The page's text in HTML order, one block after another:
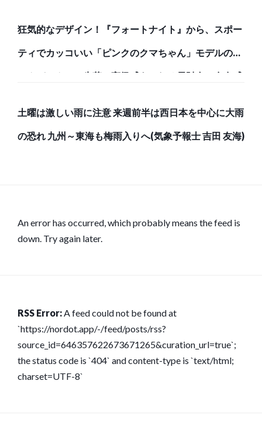
狂気的なデザイン！『フォートナイト』から、スポー
ティでカッコいい「ピンクのクマちゃん」モデルのバ
ックパックと、牛革で高級感あふれる長財布で存在感
土曜は激しい雨に注意 来週前半は西日本を中心に大雨
の恐れ 九州～東海も梅雨入りへ(気象予報士 吉田 友海)
An error has occurred, which probably means the feed is
down. Try again later.
RSS Error:A feed could not be found at
`https://nordot.app/-/feed/posts/rss?
source_id=646357622673671265&curation_url=true`;
the status code is `404` and content-type is `text/html;
charset=UTF-8`